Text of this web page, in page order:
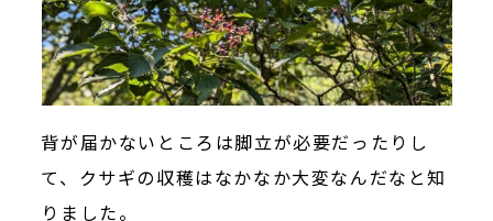
背が届かないところは脚立が必要だったりし
て、クサギの収穫はなかなか大変なんだなと知
りました。